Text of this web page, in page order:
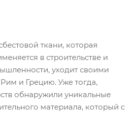
ткани, которая
в строительстве и
уходит своими
и Грецию. Уже тогда,
обнаружили уникальные
материала, который с